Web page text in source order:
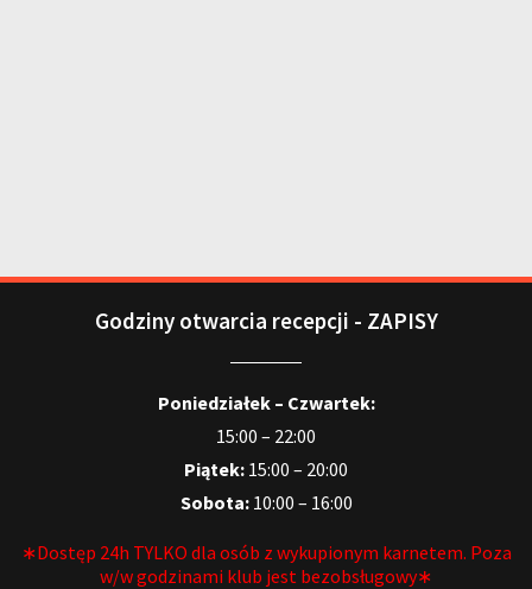
Godziny otwarcia recepcji - ZAPISY
Poniedziałek – Czwartek:
15:00 – 22:00
Piątek: 15:00 – 20:00
Sobota:10:00 – 16:00
∗Dostęp 24h TYLKO dla osób z wykupionym karnetem. Poza
w/w godzinami klub jest bezobsługowy∗